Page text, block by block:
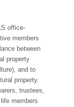
office-
members
between
property
and to
property.
trustees,
members